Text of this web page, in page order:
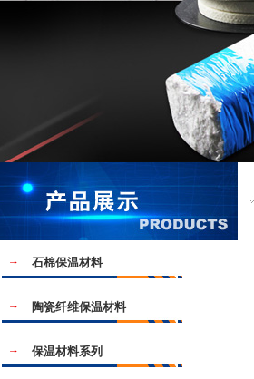
石棉保温材料
陶瓷纤维保温材料
保温材料系列